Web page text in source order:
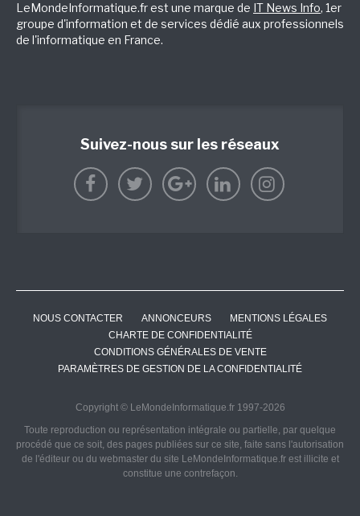
LeMondeInformatique.fr est une marque de IT News Info, 1er
groupe d'information et de services dédié aux professionnels
de l'informatique en France.
Suivez-nous sur les réseaux
NOUS CONTACTER ANNONCEURS
MENTIONS LÉGALES
CHARTE DE CONFIDENTIALITÉ
CONDITIONS GÉNÉRALES DE VENTE
PARAMÈTRES DE GESTION DE LA CONFIDENTIALITÉ
Copyright © LeMondeInformatique.fr 1997-2026
Toute reproduction ou représentation intégrale ou partielle, par quelque
procédé que ce soit, des pages publiées sur ce site, faite sans l'autorisation
de l'éditeur ou du webmaster du site LeMondeInformatique.fr est illicite et
constitue une contrefaçon.